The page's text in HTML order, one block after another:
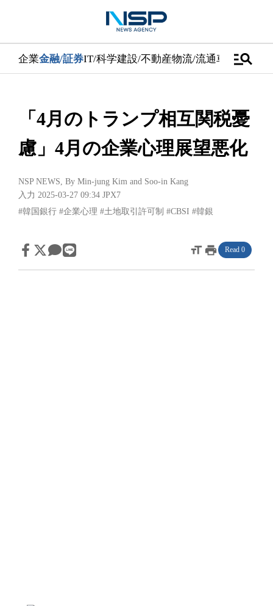
企業金融/証券IT/科学建設/不動産物流/流通車 医学/健康
manage_search
「4月のトランプ相互関税憂
慮」4月の企業心理展望悪化
NSP NEWS, By Min-jung Kim and Soo-in Kang
入力 2025-03-27 09:34 JPX7
#韓国銀行 #企業心理 #土地取引許可制 #CBSI #韓銀
format_sizeprint Read 0